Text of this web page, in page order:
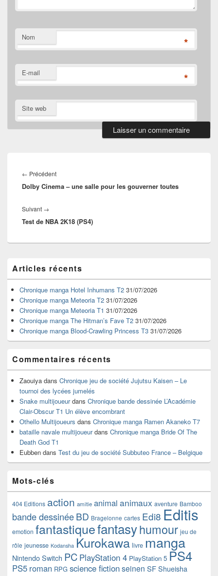
Nom *
E-mail *
Site web
de
l’article
← PrécédentArticle
précédent :
Dolby Cinema – une salle pour les gouverner toutes
Suivant →
suivant :
Test de NBA 2K18 (PS4)
principale
de
widget
pour
barre
latérale
Articles récents
Chronique manga Hotel Inhumans T2 31/07/2026
Chronique manga Meteoria T2 31/07/2026
Chronique manga Meteoria T1 31/07/2026
Chronique manga The Hitman’s Fave T2 31/07/2026
Chronique manga Blood-Crawling Princess T3 31/07/2026
Commentaires récents
Zaouiya dans Chronique jeu de société Jujutsu Kaisen – Le
tournoi des lycées jumelés
Snake multijoueurdans Chronique bande dessinée L’Académie
Clair-Obscur T1 Un élève encombrant
Othello Multijoueurs dans Chronique manga Ramen Akaneko T7
bataille navale multijoueurdans Chronique manga Bride Of The
Death God T1
Eubben dans Test du jeu de société Subbuteo France – Belgique
Mots-clés
404 Editions action amitie animal animaux aventure Bamboo
bande dessinéeBD Bragelonne cartes Edi8 Editis
emotion fantastiquefantasyhumour jeu de
rôle jeunesse Kodansha Kurokawa livre manga
Nintendo Switch PC PlayStation 4 PlayStation 5 PS4
PS5 roman RPG science fictionseinen SF Shueisha